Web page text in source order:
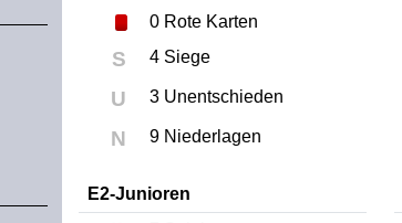
0 Rote Karten
S 4 Siege
U 3 Unentschieden
N 9 Niederlagen
E2-Junioren